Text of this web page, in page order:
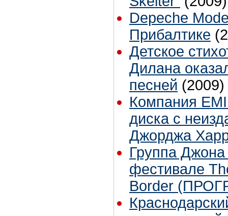
Depeche
Прибалтике
Детское
Дилана
песней (2009)
Компания
диска с
Джорджа
Группа
фестивале
Border